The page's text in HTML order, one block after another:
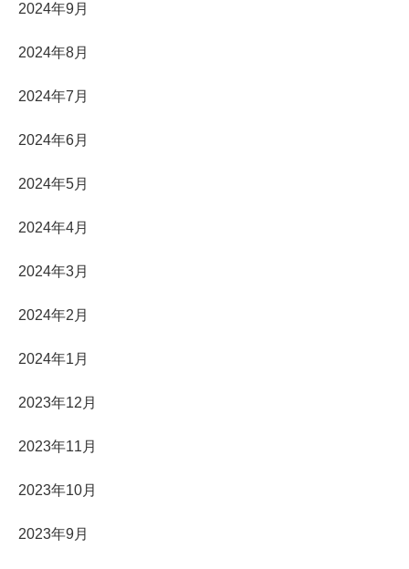
2024年9月
2024年8月
2024年7月
2024年6月
2024年5月
2024年4月
2024年3月
2024年2月
2024年1月
2023年12月
2023年11月
2023年10月
2023年9月